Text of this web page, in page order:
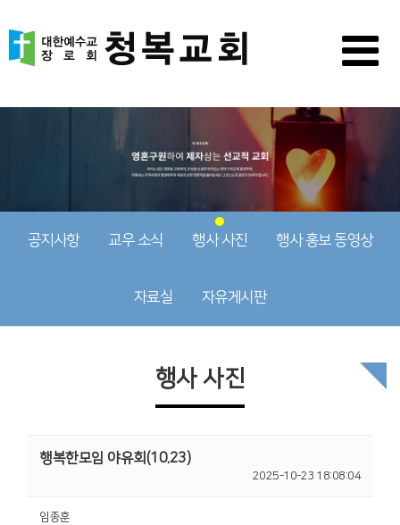
공지사항 교우 소식 행사 사진 행사 홍보 동영상
자료실 자유게시판
행사 사진
행복한모임 야유회(10.23)
2025-10-23 18:08:04
임종훈